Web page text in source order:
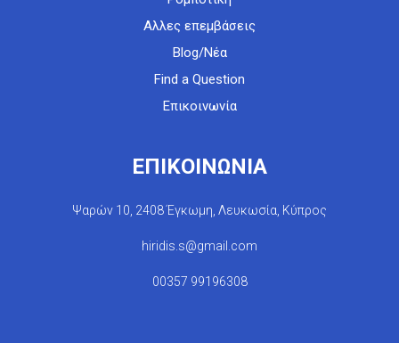
Αλλες επεμβάσεις
Blog/Νέα
Find a Question
Επικοινωνία
ΕΠΙΚΟΙΝΩΝΙΑ
Ψαρών 10, 2408 Έγκωμη, Λευκωσία, Κύπρος
hiridis.s@gmail.com
00357 99196308